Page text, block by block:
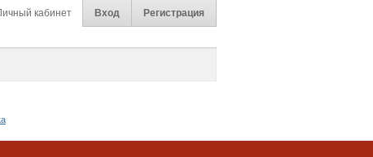
кабинет Вход Регистрация